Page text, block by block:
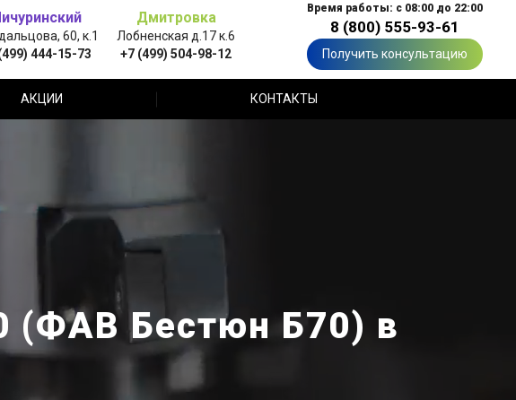
60, к.1
444-15-73
Дмитровка
Лобненская д.17 к.6
+7 (499) 504-98-12
Время работы: с 08:00 до 22:00
8 (800) 555-93-61
Получить консультацию
АКЦИИ КОНТАКТЫ
(ФАВ Бестюн Б70) в